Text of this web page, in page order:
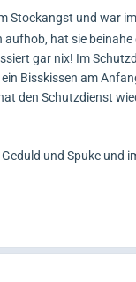
Stockangst und war
aufhob, hat sie
gar nix! Im
Bisskissen am
den Schutzdienst
und Spuke und